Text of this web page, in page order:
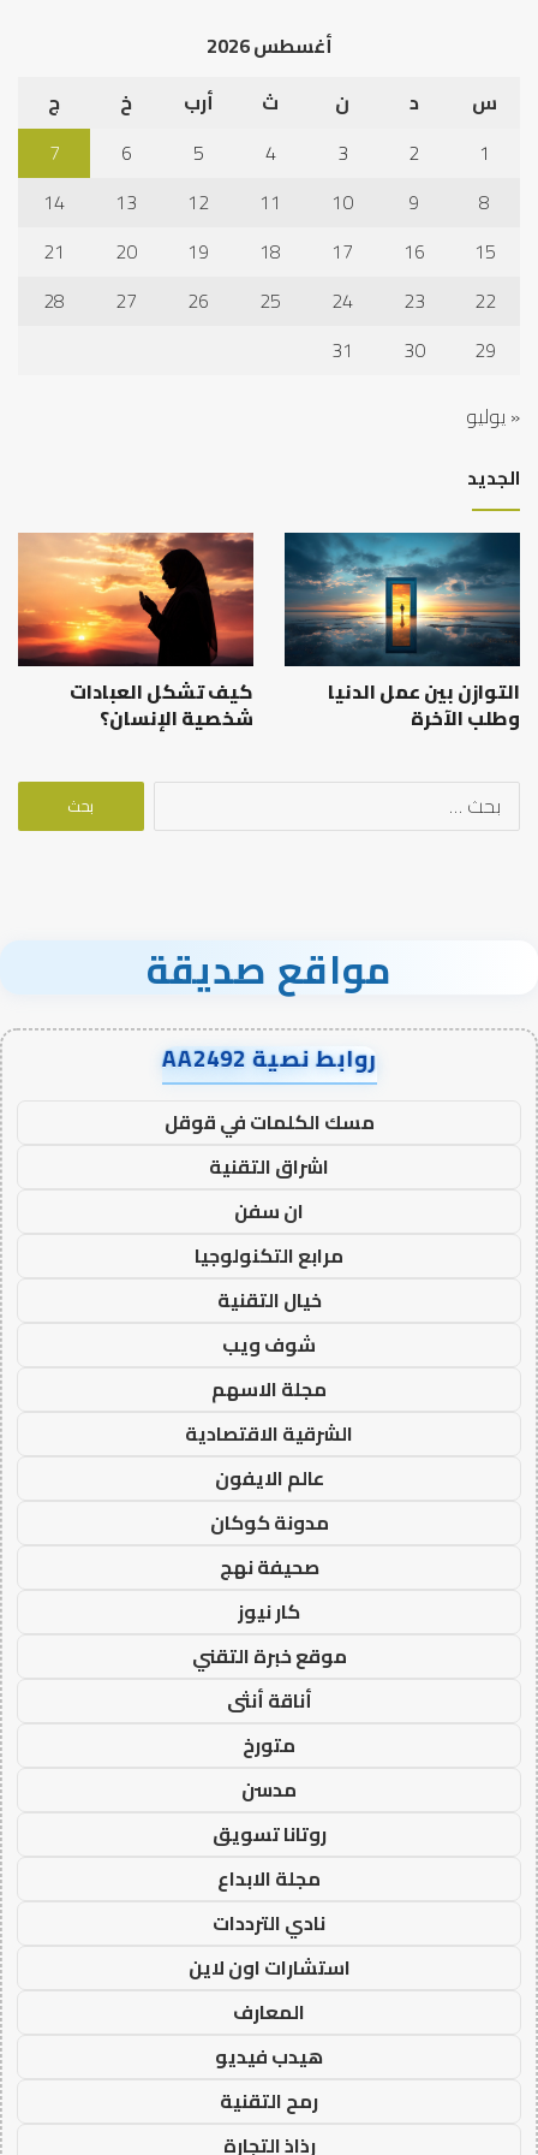
أغسطس 2026
س
د ن ث أرب خ
ج
1
2
3
4
5
6
7
8
9
10
11
12
13
14
15
16
17
18
19
20
21
22
23
24
25
26
27
28
29
30
31
« يوليو
الجديد
التوازن بين عمل الدنيا
وطلب الآخرة
كيف تشكل العبادات
شخصية الإنسان؟
البحث
مواقع صديقة
روابط نصية AA2492
مسك الكلمات في قوقل
اشراق التقنية
ان سفن
مرابع التكنولوجيا
خيال التقنية
شوف ويب
مجلة الاسهم
الشرقية الاقتصادية
عالم الايفون
مدونة كوكان
صحيفة نهج
كار نيوز
موقع خبرة التقني
أناقة أنثى
متورخ
مدسن
روتانا تسويق
مجلة الابداع
نادي الترددات
استشارات اون لاين
المعارف
هيدب فيديو
رمح التقنية
رذاذ التجارة